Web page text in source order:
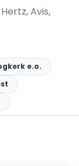
Avis,
e.o.